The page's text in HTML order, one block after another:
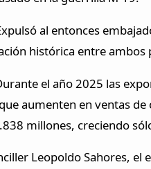
al entonces
histórica entre ambos
el año 2025 las
aumenten en ventas de
millones, creciendo
Leopoldo Sahores, el